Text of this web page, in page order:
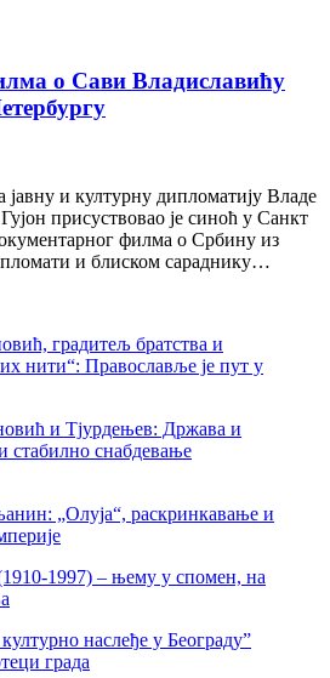
о Сави Владиславићу
јавну и културну дипломатију Владе
присуствовао је синоћ у Санкт
филма о Србину из
и блиском сараднику…
градитељ братства и
нити“: Православље је пут у
и Тјурдењев: Држава и
стабилно снабдевање
„Олуја“, раскринкавање и
1997) – њему у спомен, на
наслеђе у Београду”
града